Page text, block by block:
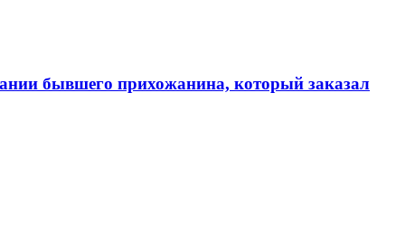
бывшего прихожанина, который заказал